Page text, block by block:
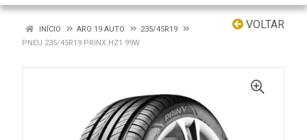
VOLTAR
INÍCIO ARO 19 AUTO
235/45R19
PNEU 235/45R19 PRINX HZ1 99W